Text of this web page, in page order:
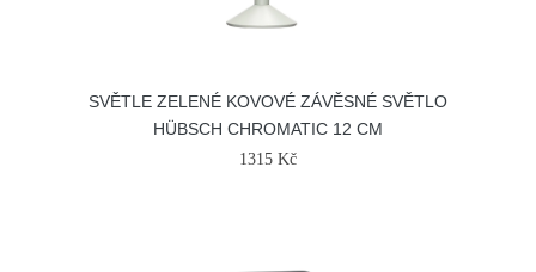
SVĚTLE ZELENÉ KOVOVÉ ZÁVĚSNÉ SVĚTLO
HÜBSCH CHROMATIC 12 CM
1315 Kč